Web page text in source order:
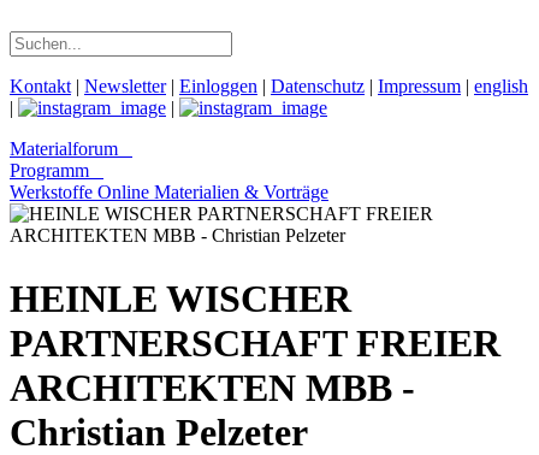
Kontakt | Newsletter| Einloggen | Datenschutz | Impressum | english
|
|
Materialforum
Programm
Werkstoffe Online Materialien & Vorträge
HEINLE WISCHER
PARTNERSCHAFT FREIER
ARCHITEKTEN MBB -
Christian Pelzeter